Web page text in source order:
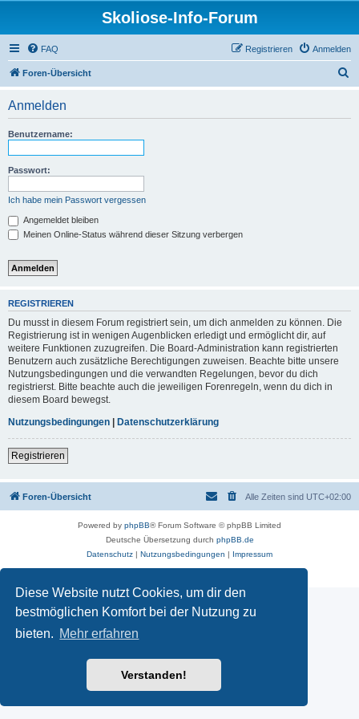
Diese Website nutzt Cookies, um dir den
bestmöglichen Komfort bei der Nutzung zu
bieten. Mehr erfahren
Verstanden!
Skoliose-Info-Forum
FAQ Anmelden
Registrieren
Foren-Übersicht
Anmelden
Benutzername:
Passwort:
Ich habe mein Passwort vergessen
Angemeldet bleiben
Meinen Online-Status während dieser Sitzung verbergen
REGISTRIEREN
Du musst in diesem Forum registriert sein, um dich anmelden zu können. Die
Registrierung ist in wenigen Augenblicken erledigt und ermöglicht dir, auf
weitere Funktionen zuzugreifen. Die Board-Administration kann registrierten
Benutzern auch zusätzliche Berechtigungen zuweisen. Beachte bitte unsere
Nutzungsbedingungen und die verwandten Regelungen, bevor du dich
registrierst. Bitte beachte auch die jeweiligen Forenregeln, wenn du dich in
diesem Board bewegst.
Nutzungsbedingungen | Datenschutzerklärung
Registrieren
Foren-Übersicht Alle Zeiten sind UTC+02:00
Powered by phpBB® Forum Software © phpBB Limited
Deutsche Übersetzung durch phpBB.de
Datenschutz | Nutzungsbedingungen | Impressum